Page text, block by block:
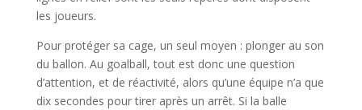
les joueurs.
Pour protéger sa cage, un seul moyen : plonger au son
du ballon. Au goalball, tout est donc une question
d’attention, et de réactivité, alors qu’une équipe n’a que
dix secondes pour tirer après un arrêt. Si la balle